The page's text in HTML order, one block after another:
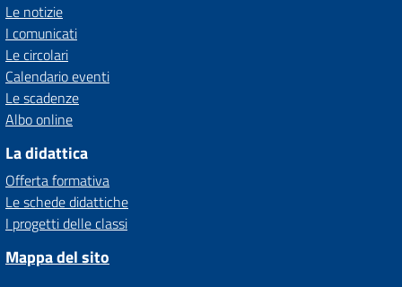
Le notizie
I comunicati
Le circolari
Calendario eventi
Le scadenze
Albo online
La didattica
Offerta formativa
Le schede didattiche
I progetti delle classi
Mappa del sito